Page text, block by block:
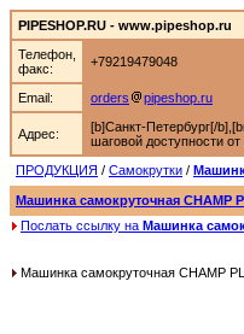
PIPESHOP.RU - www.pipeshop.ru
Телефон,
факс:
+79219479048
Email: orders pipeshop.ru
Адрес:
[b]Санкт-Петербург[/
шаговой доступности
ПРОДУКЦИЯ / Самокрутки /
Машинка самокруточная CHAMP
Послать ссылку на Машинка
Машинка самокруточная CHAMP